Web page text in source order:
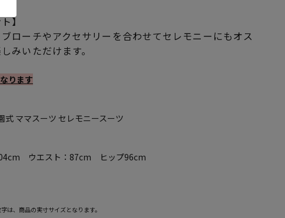
】
ローチやアクセサリーを合わせてセレモニーにもオス
みいただけます。
ります
ママスーツ セレモニースーツ
ウエスト：87cm ヒップ96cm
は、商品の実寸サイズとなります。